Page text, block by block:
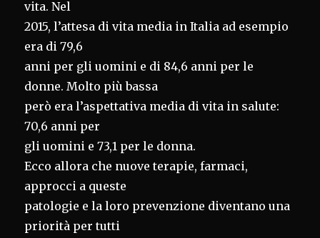
vita. Nel
2015, l’attesa di vita media in Italia ad esempio
era di 79,6
anni per gli uomini e di 84,6 anni per le
donne. Molto più bassa
però era l’aspettativa media di vita in salute:
70,6 anni per
gli uomini e 73,1 per le donna.
Ecco allora che nuove terapie, farmaci,
approcci a queste
patologie e la loro prevenzione diventano una
priorità per tutti